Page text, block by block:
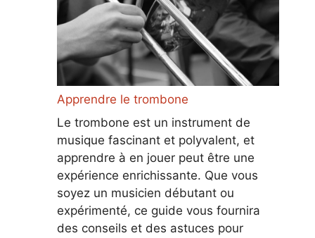
Apprendre le trombone
Le trombone est un instrument de
musique fascinant et polyvalent, et
apprendre à en jouer peut être une
expérience enrichissante. Que vous
soyez un musicien débutant ou
expérimenté, ce guide vous fournira
des conseils et des astuces pour